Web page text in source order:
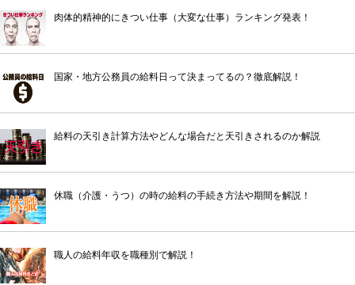
肉体的精神的にきつい仕事（大変な仕事）ランキング発表！
国家・地方公務員の給料日って決まってるの？徹底解説！
給料の天引き計算方法やどんな場合だと天引きされるのか解説
休職（介護・うつ）の時の給料の手続き方法や期間を解説！
職人の給料年収を職種別で解説！